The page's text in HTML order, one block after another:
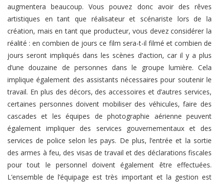
augmentera beaucoup. Vous pouvez donc avoir des rêves
artistiques en tant que réalisateur et scénariste lors de la
création, mais en tant que producteur, vous devez considérer la
réalité : en combien de jours ce film sera-t-il filmé et combien de
jours seront impliqués dans les scènes d’action, car il y a plus
d’une douzaine de personnes dans le groupe lumière. Cela
implique également des assistants nécessaires pour soutenir le
travail. En plus des décors, des accessoires et d’autres services,
certaines personnes doivent mobiliser des véhicules, faire des
cascades et les équipes de photographie aérienne peuvent
également impliquer des services gouvernementaux et des
services de police selon les pays. De plus, l’entrée et la sortie
des armes à feu, des visas de travail et des déclarations fiscales
pour tout le personnel doivent également être effectuées.
L’ensemble de l’équipage est très important et la gestion est